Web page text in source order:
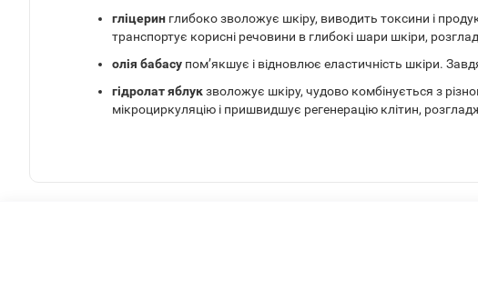
гліцерин глибоко зволожує шкіру, виводить токсини і
транспортує корисні речовини в глибокі шари шкіри,
олія бабасу пом’якшує і відновлює еластичність шкіри.
гідролат яблукзволожує шкіру, чудово комбінується з
мікроциркуляцію і пришвидшує регенерацію клітин,